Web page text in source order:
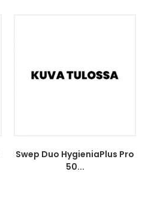
Swep Duo HygieniaPlus Pro
50...